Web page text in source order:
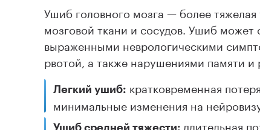
Ушиб головного мозга — более
мозговой ткани и сосудов. Ушиб может
выраженными неврологическими
рвотой, а также нарушениями памяти и
Легкий ушиб: кратковременная
минимальные изменения на
Ушиб средней тяжести: длительная